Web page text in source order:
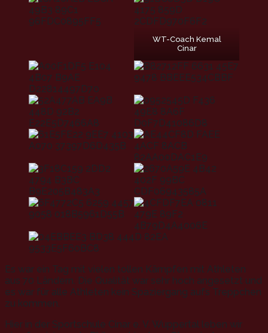
WT-Coach Kemal
Cinar
Es war ein Tag mit vielen tollen Kämpfen mit Athleten
aus 70 Ländern. Die Qualität war sehr hoch angesetzt und
es war für alle Athleten kein Spaziergang aufs Treppchen
zu kommen.
Hier in der Sportschule Cinar e. V. Wuppertal leben wir